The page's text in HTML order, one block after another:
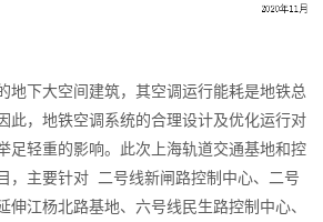
地下大空间建筑，其空调运行能耗是地铁总
此，地铁空调系统的合理设计及优化运行对
足轻重的影响。此次上海轨道交通基地和控
，主要针对 二号线新闸路控制中心、二号
伸江杨北路基地、六号线民生路控制中心、